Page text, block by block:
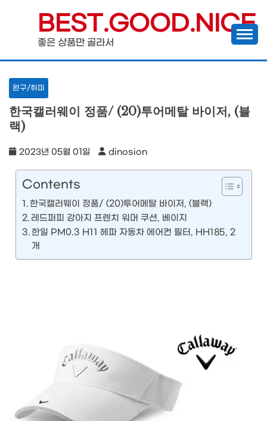
content
BEST.GOOD.NICE
좋은 상품만 골라서
완구/취미
한국캘러웨이 정품/ (20)투어메탈 바이저, (블
랙)
2023년 05월 01일 dinosion
Contents
한국캘러웨이 정품/ (20)투어메탈 바이저, (블랙)
레드퍼피 강아지 프렌치 워머 쿠션, 베이지
한일 PM0.3 H11 헤파 자동차 에어컨 필터, HH185, 2
개